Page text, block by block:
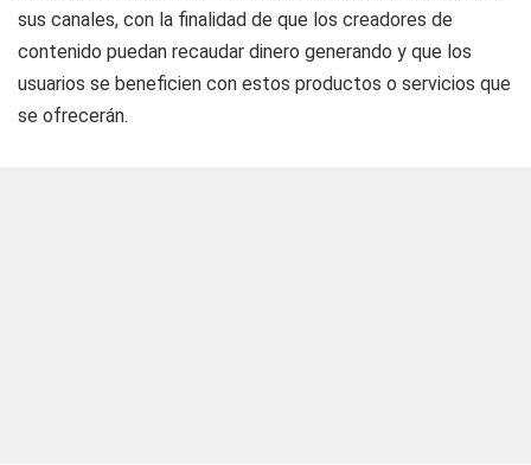
sus canales, con la finalidad de que los creadores de
contenido puedan recaudar dinero generando y que los
usuarios se beneficien con estos productos o servicios que
se ofrecerán.